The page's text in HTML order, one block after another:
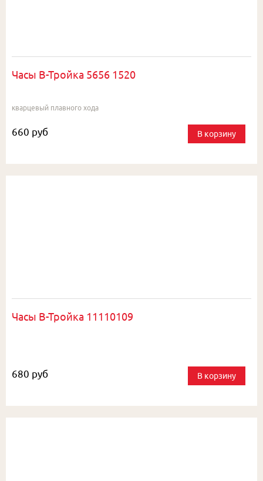
Часы В-Тройка 5656 1520
кварцевый плавного хода
660 руб В корзину
Часы В-Тройка 11110109
680 руб В корзину